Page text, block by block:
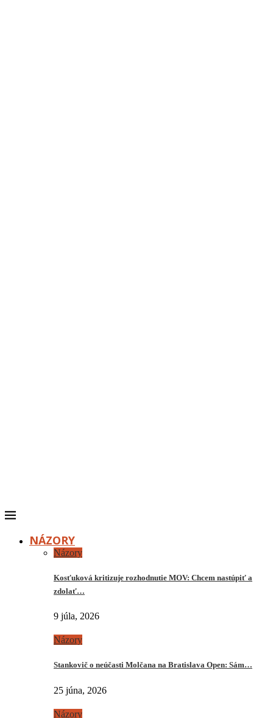
NÁZORY
Názory
Kosťuková kritizuje rozhodnutie MOV: Chcem nastúpiť a
zdolať…
9 júla, 2026
Názory
Stankovič o neúčasti Molčana na Bratislava Open: Sám…
25 júna, 2026
Názory